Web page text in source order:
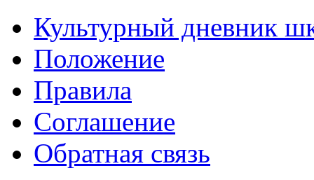
Культурный дневник
Положение
Правила
Соглашение
Обратная связь